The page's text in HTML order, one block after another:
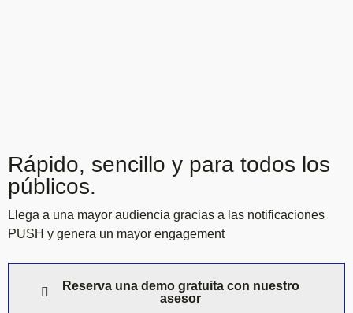
Rápido, sencillo y para todos los
públicos.
Llega a una mayor audiencia gracias a las notificaciones
PUSH y genera un mayor engagement
Reserva una demo gratuita con nuestro
asesor